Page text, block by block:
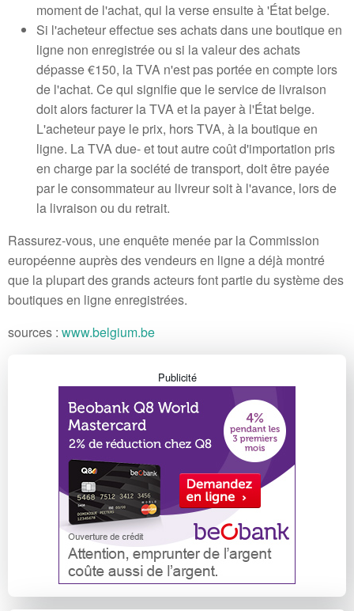
moment de l'achat, qui la verse ensuite à 'État belge.
Si l'acheteur effectue ses achats dans une boutique en
ligne non enregistrée ou si la valeur des achats
dépasse €150, la TVA n'est pas portée en compte lors
de l'achat. Ce qui signifie que le service de livraison
doit alors facturer la TVA et la payer à l'État belge.
L'acheteur paye le prix, hors TVA, à la boutique en
ligne. La TVA due- et tout autre coût d'importation pris
en charge par la société de transport, doit être payée
par le consommateur au livreur soit à l'avance, lors de
la livraison ou du retrait.
Rassurez-vous, une enquête menée par la Commission
européenne auprès des vendeurs en ligne a déjà montré
que la plupart des grands acteurs font partie du système des
boutiques en ligne enregistrées.
sources : www.belgium.be
Publicité